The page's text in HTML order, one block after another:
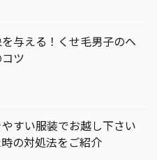
与える！くせ毛男子のヘ
ツ
やすい服装でお越し下さい
の対処法をご紹介